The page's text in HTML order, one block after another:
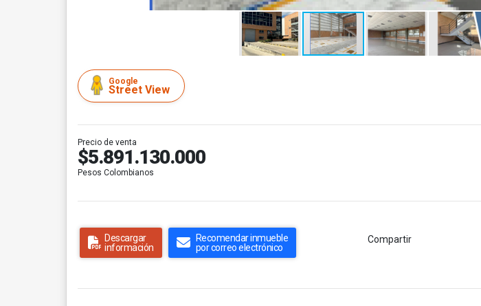
Google
Street View
Precio de venta
$5.891.130.000
Pesos Colombianos
Descargar
información
Recomendar inmueble
por correo electrónico
Compartir